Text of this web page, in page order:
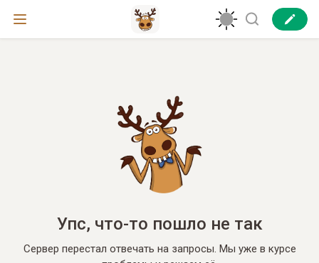
Упс, что-то пошло не так
Сервер перестал отвечать на запросы. Мы уже в курсе